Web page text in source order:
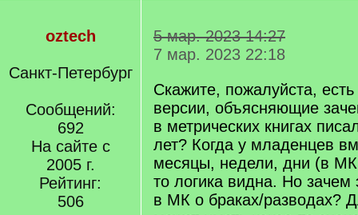
oztech
Санкт-Петербург
Сообщений:
692
На сайте с
2005 г.
Рейтинг:
506
5 мар. 2023 14:27
7 мар. 2023 22:18
Скажите, пожалуйста, есть
версии, объясняющие
в метрических книгах
лет? Когда у младенцев
месяцы, недели, дни (в МК
то логика видна. Но
в МК о браках/разводах?